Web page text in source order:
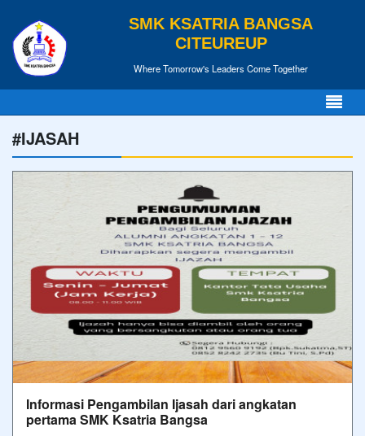
SMK KSATRIA BANGSA
CITEUREUP
Where Tomorrow's Leaders Come Together
#IJASAH
Informasi Pengambilan Ijasah dari angkatan
pertama SMK Ksatria Bangsa